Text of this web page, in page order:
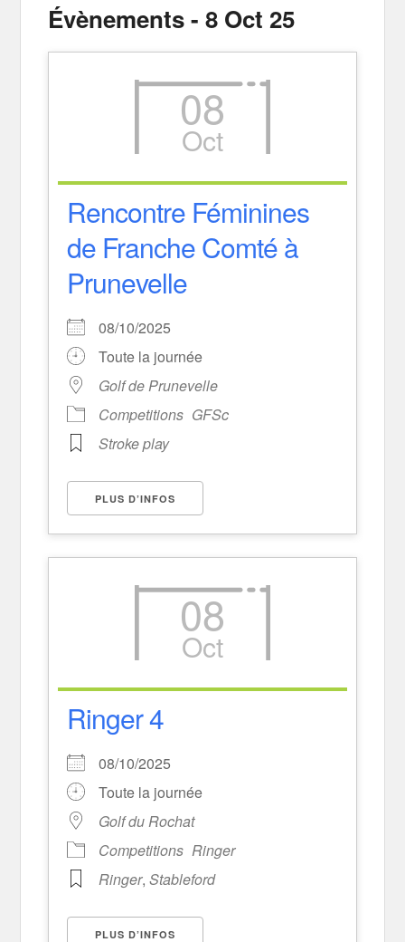
Évènements - 8 Oct 25
08
Oct
Rencontre Féminines
de Franche Comté à
Prunevelle
08/10/2025
Toute la journée
Golf de Prunevelle
Competitions GFSc
Stroke play
PLUS D’INFOS
08
Oct
Ringer 4
08/10/2025
Toute la journée
Golf du Rochat
Competitions Ringer
Ringer,Stableford
PLUS D’INFOS